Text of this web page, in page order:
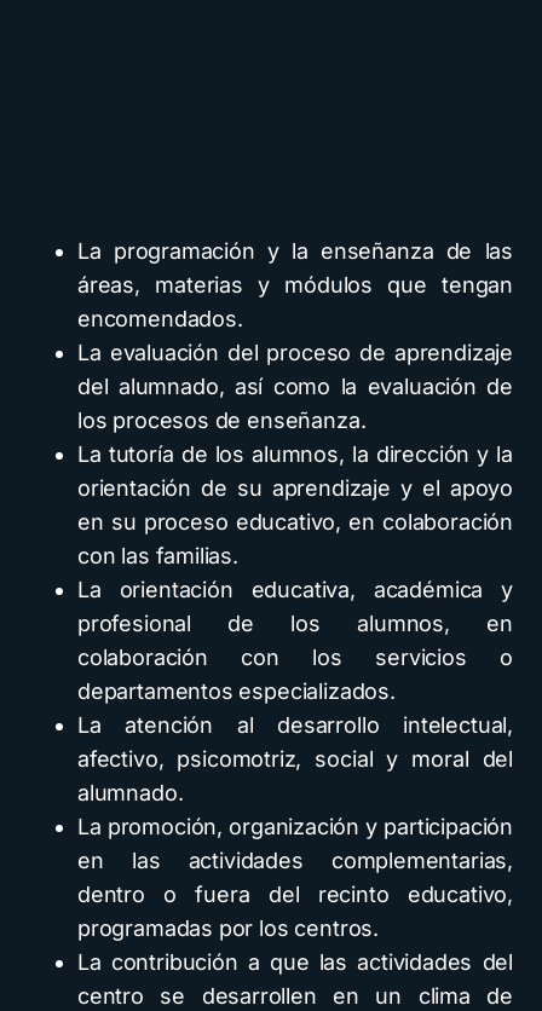
La programación y la enseñanza de las
áreas, materias y módulos que tengan
encomendados.
La evaluación del proceso de aprendizaje
del alumnado, así como la evaluación de
los procesos de enseñanza.
La tutoría de los alumnos, la dirección y la
orientación de su aprendizaje y el apoyo
en su proceso educativo, en colaboración
con las familias.
La orientación educativa, académica y
profesional de los alumnos, en
colaboración con los servicios o
departamentos especializados.
La atención al desarrollo intelectual,
afectivo, psicomotriz, social y moral del
alumnado.
La promoción, organización y participación
en las actividades complementarias,
dentro o fuera del recinto educativo,
programadas por los centros.
La contribución a que las actividades del
centro se desarrollen en un clima de